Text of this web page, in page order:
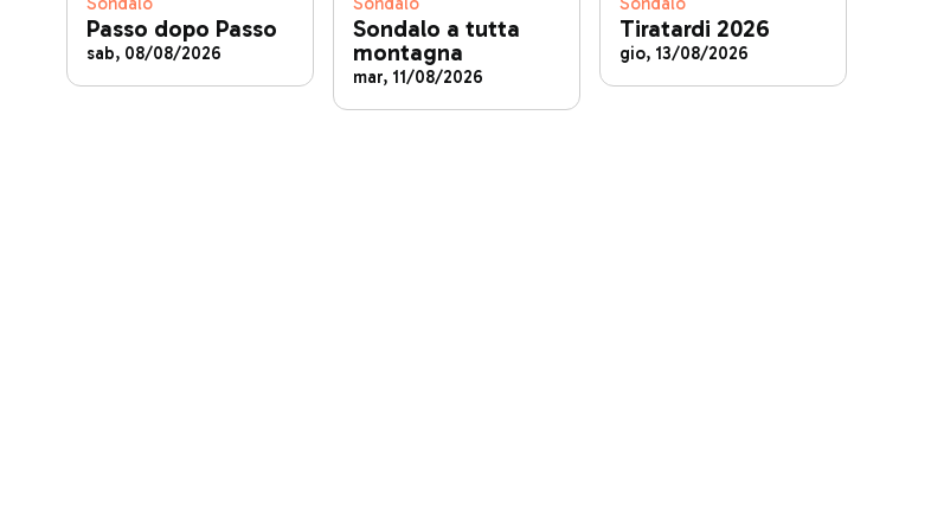
Passo dopo Passo
sab, 08/08/2026
Sondalo a tutta
montagna
mar, 11/08/2026
Tiratardi 2026
gio, 13/08/2026